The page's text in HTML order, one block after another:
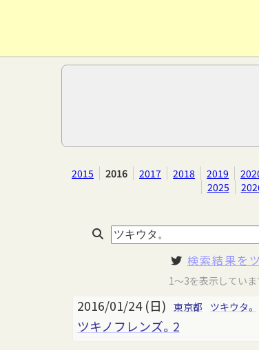
2015 2016 2017 2018 2019
2025
検索結果を
1～3を表示してい
2016/01/24 (日) 東京都 ツキウタ。
ツキノフレンズ。2